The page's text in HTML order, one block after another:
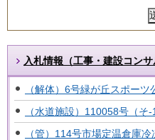
入札情報（工事・建設コンサ
（解体）6号緑が丘スポー
（水道施設）110058号（
（管）114号市場定温倉庫